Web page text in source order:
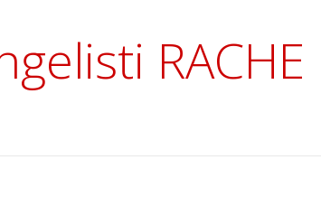
NEW WORLDS RACHE